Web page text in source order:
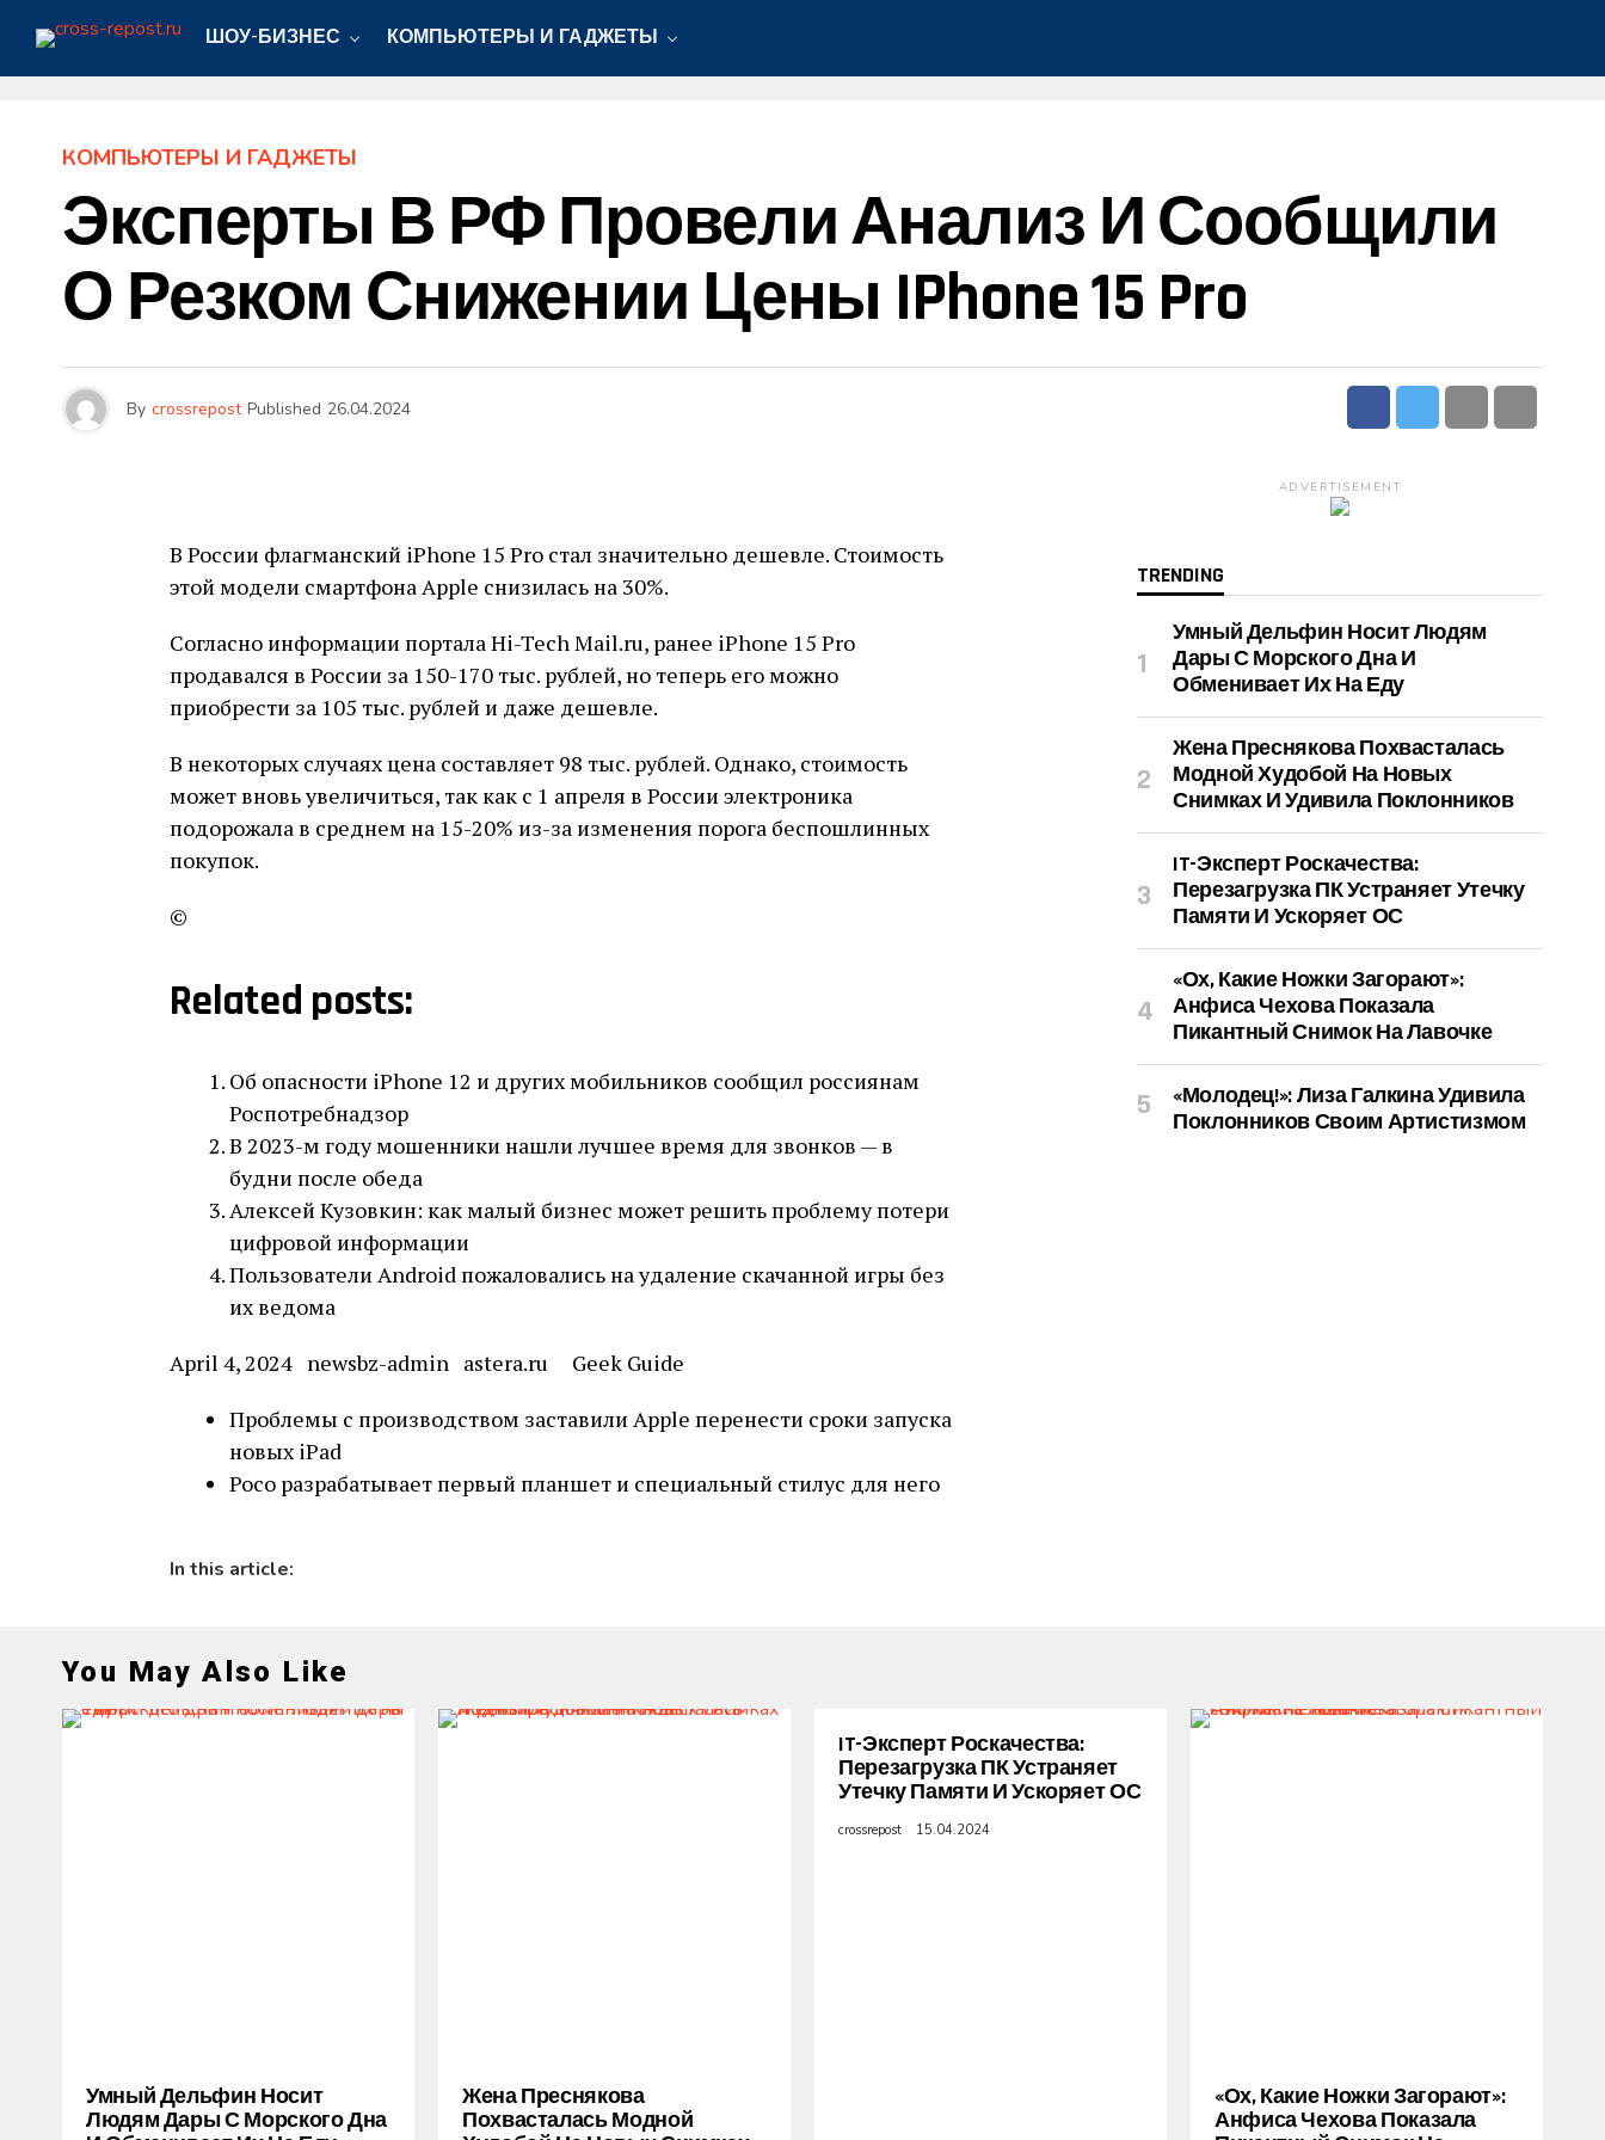
ШОУ-БИЗНЕС КОМПЬЮТЕРЫ И ГАДЖЕТЫ
КОМПЬЮТЕРЫ И ГАДЖЕТЫ
Эксперты В РФ Провели Анализ И Сообщили
О Резком Снижении Цены IPhone 15 Pro
By crossrepost Published 26.04.2024
В России флагманский iPhone 15 Pro стал значительно дешевле. Стоимость
этой модели смартфона Apple снизилась на 30%.
Согласно информации портала Hi-Tech Mail.ru, ранее iPhone 15 Pro
продавался в России за 150-170 тыс. рублей, но теперь его можно
приобрести за 105 тыс. рублей и даже дешевле.
В некоторых случаях цена составляет 98 тыс. рублей. Однако, стоимость
может вновь увеличиться, так как с 1 апреля в России электроника
подорожала в среднем на 15-20% из-за изменения порога беспошлинных
покупок.
©
Related posts:
Об опасности iPhone 12 и других мобильников сообщил россиянам
Роспотребнадзор
В 2023-м году мошенники нашли лучшее время для звонков — в
будни после обеда
Алексей Кузовкин: как малый бизнес может решить проблему потери
цифровой информации
Пользователи Android пожаловались на удаление скачанной игры без
их ведома
April 4, 2024 newsbz-admin astera.ru Geek Guide
Проблемы с производством заставили Apple перенести сроки запуска
новых iPad
Poco разрабатывает первый планшет и специальный стилус для него
In this article:
ADVERTISEMENT
TRENDING
Умный Дельфин Носит Людям
Дары С Морского Дна И
Обменивает Их На Еду
Жена Преснякова Похвасталась
Модной Худобой На Новых
Снимках И Удивила Поклонников
IT-Эксперт Роскачества:
Перезагрузка ПК Устраняет Утечку
Памяти И Ускоряет ОС
«Ох, Какие Ножки Загорают»:
Анфиса Чехова Показала
Пикантный Снимок На Лавочке
«Молодец!»: Лиза Галкина Удивила
Поклонников Своим Артистизмом
You May Also Like
Умный Дельфин Носит
Людям Дары С Морского Дна
Жена Преснякова
Похвасталась Модной
IT-Эксперт Роскачества:
Перезагрузка ПК Устраняет
Утечку Памяти И Ускоряет ОС
crossrepost 15.04.2024
«Ох, Какие Ножки Загорают»:
Анфиса Чехова Показала